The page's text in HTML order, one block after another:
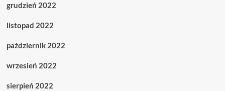
grudzień 2022
listopad 2022
październik 2022
wrzesień 2022
sierpień 2022